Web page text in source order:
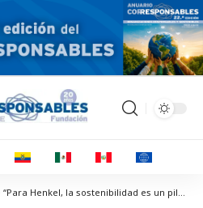
Corresponsables > Entrevistas > “Para Henkel, la sostenibilidad es un pilar innegociable”